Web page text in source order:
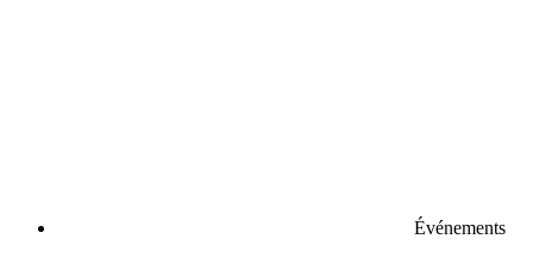
Événements